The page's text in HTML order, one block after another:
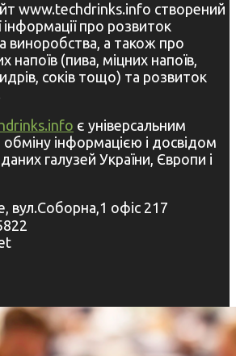
www.techdrinks.info створений
інформації про розвиток
виноробства, а також про
напоїв (пива, міцних напоїв,
соків тощо) та розвиток
є універсальним
інформацією і досвідом
галузей України, Європи і
вул.Соборна,1 офіс 217